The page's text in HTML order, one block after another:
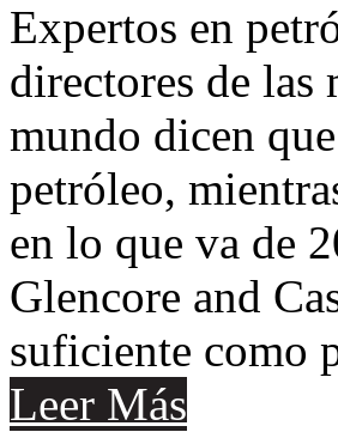
Expertos en
directores de las
mundo dicen
petróleo,
en lo que va de
Glencore and
suficiente como
Leer Más